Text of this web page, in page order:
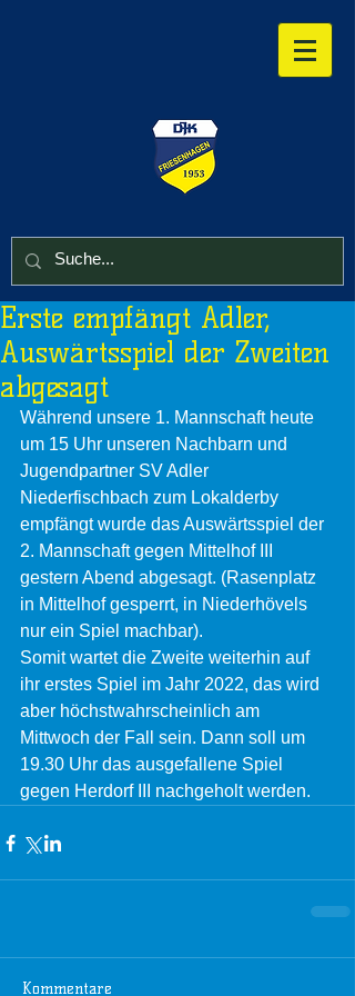
Erste empfängt Adler,
Auswärtsspiel der Zweiten
abgesagt
Während unsere 1. Mannschaft heute
um 15 Uhr unseren Nachbarn und
Jugendpartner SV Adler
Niederfischbach zum Lokalderby
empfängt wurde das Auswärtsspiel der
2. Mannschaft gegen Mittelhof III
gestern Abend abgesagt. (Rasenplatz
in Mittelhof gesperrt, in Niederhövels
nur ein Spiel machbar).
Somit wartet die Zweite weiterhin auf
ihr erstes Spiel im Jahr 2022, das wird
aber höchstwahrscheinlich am
Mittwoch der Fall sein. Dann soll um
19.30 Uhr das ausgefallene Spiel
gegen Herdorf III nachgeholt werden.
Kommentare